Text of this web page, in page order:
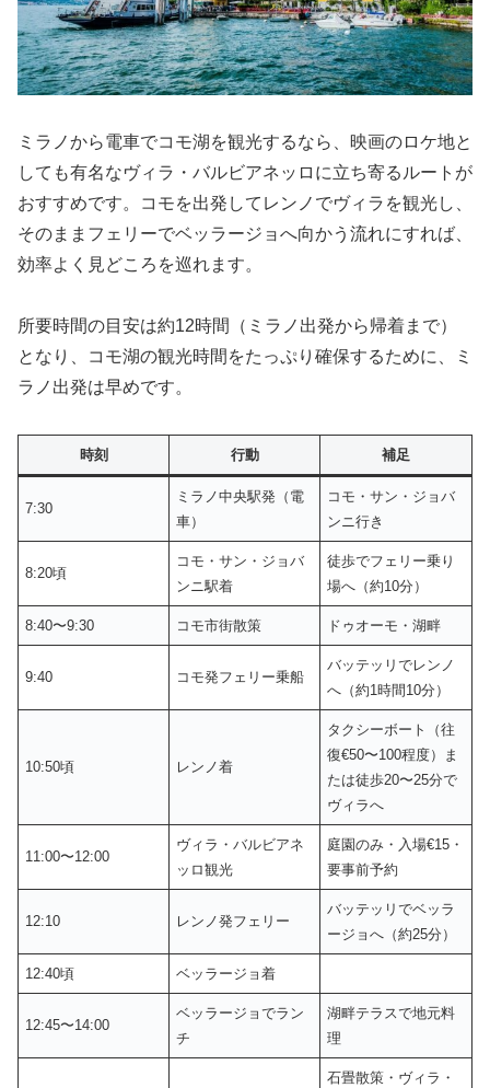
ミラノから電車でコモ湖を観光するなら、映画のロケ地と
しても有名なヴィラ・バルビアネッロに立ち寄るルートが
おすすめです。コモを出発してレンノでヴィラを観光し、
そのままフェリーでベッラージョへ向かう流れにすれば、
効率よく見どころを巡れます。
所要時間の目安は約12時間（ミラノ出発から帰着まで）
となり、コモ湖の観光時間をたっぷり確保するために、ミ
ラノ出発は早めです。
時刻 行動 補足
7:30
ミラノ中央駅発（電
車）
コモ・サン・ジョバ
ンニ行き
8:20頃
コモ・サン・ジョバ
ンニ駅着
徒歩でフェリー乗り
場へ（約10分）
8:40〜9:30 コモ市街散策 ドゥオーモ・湖畔
9:40 コモ発フェリー乗船
バッテッリでレンノ
へ（約1時間10分）
10:50頃 レンノ着
タクシーボート（往
復€50〜100程度）ま
たは徒歩20〜25分で
ヴィラへ
11:00〜12:00
ヴィラ・バルビアネ
ッロ観光
庭園のみ・入場€15・
要事前予約
12:10 レンノ発フェリー
バッテッリでベッラ
ージョへ（約25分）
12:40頃 ベッラージョ着
12:45〜14:00
ベッラージョでラン
チ
湖畔テラスで地元料
理
石畳散策・ヴィラ・